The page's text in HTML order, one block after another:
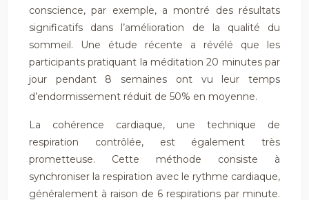
conscience, par exemple, a montré des résultats
significatifs dans l’amélioration de la qualité du
sommeil. Une étude récente a révélé que les
participants pratiquant la méditation 20 minutes par
jour pendant 8 semaines ont vu leur temps
d’endormissement réduit de 50% en moyenne.
La cohérence cardiaque, une technique de
respiration contrôlée, est également très
prometteuse. Cette méthode consiste à
synchroniser la respiration avec le rythme cardiaque,
généralement à raison de 6 respirations par minute.